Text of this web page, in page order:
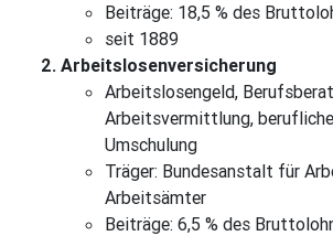
Beiträge: 18,5 % des
seit 1889
Arbeitslosenversicherung
Arbeitslosengeld,
Arbeitsvermittlung,
Umschulung
Träger: Bundesanstalt für
Arbeitsämter
Beiträge: 6,5 % des